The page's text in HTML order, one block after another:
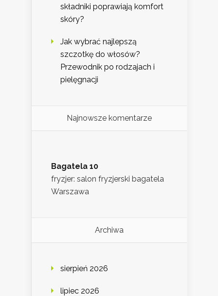
składniki poprawiają komfort
skóry?
Jak wybrać najlepszą
szczotkę do włosów?
Przewodnik po rodzajach i
pielęgnacji
Najnowsze komentarze
Bagatela 10
fryzjer: salon fryzjerski bagatela
Warszawa
Archiwa
sierpień 2026
lipiec 2026